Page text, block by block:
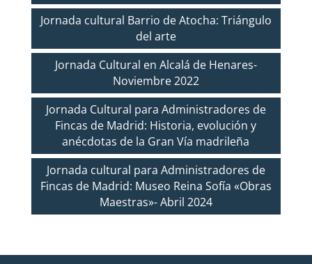
Jornada cultural Barrio de Atocha: Triángulo
del arte
Jornada Cultural en Alcalá de Henares-
Noviembre 2022
Jornada Cultural para Administradores de
Fincas de Madrid: Historia, evolución y
anécdotas de la Gran Vía madrileña
Jornada cultural para Administradores de
Fincas de Madrid: Museo Reina Sofía «Obras
Maestras»- Abril 2024